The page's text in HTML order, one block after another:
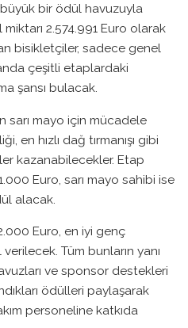
bir ödül havuzuyla
2.574.991 Euro olarak
bisikletçiler, sadece genel
çeşitli etaplardaki
şansı bulacak.
sarı mayo için mücadele
en hızlı dağ tırmanışı gibi
kazanabilecekler. Etap
Euro, sarı mayo sahibi ise
alacak.
Euro, en iyi genç
Tüm bunların yanı
ve sponsor destekleri
ödülleri paylaşarak
personeline katkıda